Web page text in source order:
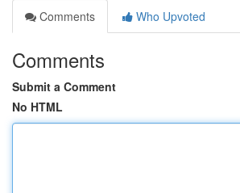
Comments
Who Upvoted
Comments
Submit a Comment
No HTML